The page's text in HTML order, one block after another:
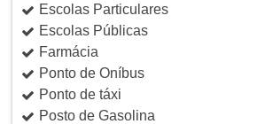
Escolas Particulares
Escolas Públicas
Farmácia
Ponto de Oníbus
Ponto de táxi
Posto de Gasolina